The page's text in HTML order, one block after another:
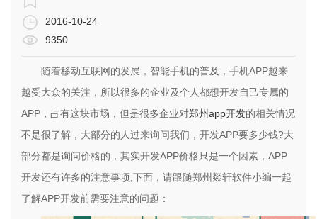
2016-10-24
9350
随着移动互联网的发展，智能手机的普及，手机APP越来
越受大众的关注，所以很多的企业及个人都想开发自己专属的
APP，占有这块市场，但是很多企业对郑州app开发的相关情况
不是很了解，大部分的人过来询问我们，开发APP要多少钱?大
部分都是询问价格的，其实开发APP价格只是一个因素，APP
开发还有许多的注意事项,下面，请跟随郑州燚轩软件小编一起
了解APP开发前需要注意的问题：